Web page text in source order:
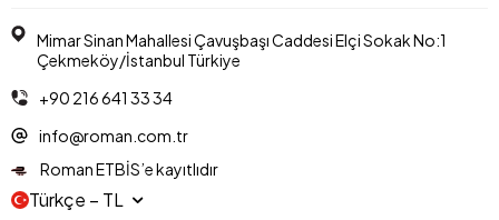
Mimar Sinan Mahallesi Çavuşbaşı Caddesi Elçi Sokak No:1
Çekmeköy/İstanbul Türkiye
+90 216 641 33 34
info@roman.com.tr
Roman ETBİS’e kayıtlıdır
Türkçe − TL